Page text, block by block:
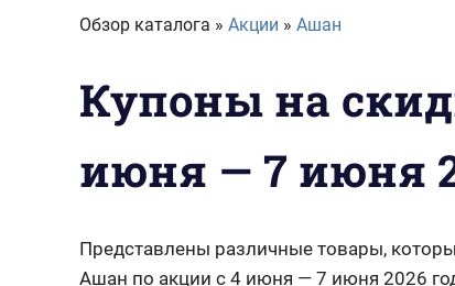
Обзор каталога » Акции » Ашан
Купоны на
июня — 7 июня
Представлены различные товары,
Ашан по акции с 4 июня — 7 июня 2026